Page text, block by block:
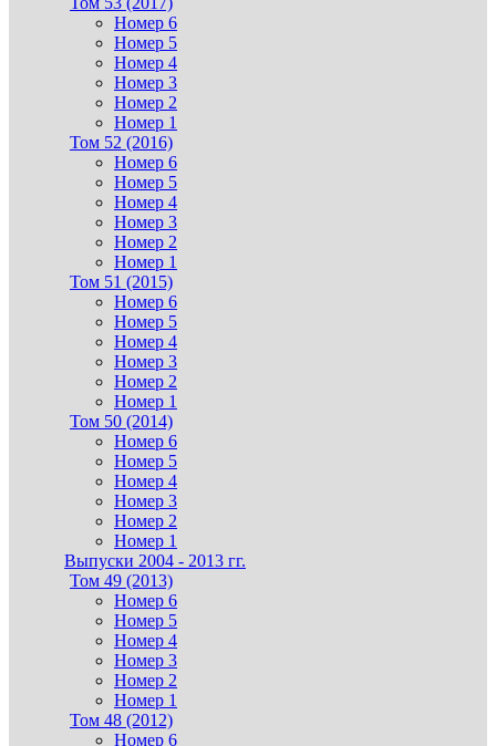
Номер 6
Номер 5
Номер 4
Номер 3
Номер 2
Номер 1
Том 52 (2016)
Номер 6
Номер 5
Номер 4
Номер 3
Номер 2
Номер 1
Том 51 (2015)
Номер 6
Номер 5
Номер 4
Номер 3
Номер 2
Номер 1
Том 50 (2014)
Номер 6
Номер 5
Номер 4
Номер 3
Номер 2
Номер 1
Выпуски 2004 - 2013 гг.
Том 49 (2013)
Номер 6
Номер 5
Номер 4
Номер 3
Номер 2
Номер 1
Том 48 (2012)
Номер 6